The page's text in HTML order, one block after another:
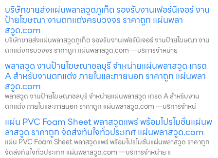
บริษัทขายส่งแผ่นพลาสวูดภูเก็ต รองรับงานเฟอร์นิเจอร์ งาน
ป้ายโฆษณา งานตกแต่งครบวงจร ราคาถูก แผ่นพลา
สวูด.com
บริษัทขายส่งแผ่นพลาสวูดภูเก็ต รองรับงานเฟอร์นิเจอร์ งานป้ายโฆษณา งาน
ตกแต่งครบวงจร ราคาถูก แผ่นพลาสวูด.com —บริการจำหน่าย
พลาสวูด งานป้ายโฆษณาชลบุรี จำหน่ายแผ่นพลาสวูด เกรด
A สำหรับงานตกแต่ง ภายในและภายนอก ราคาถูก แผ่นพลา
สวูด.com
พลาสวูด งานป้ายโฆษณาชลบุรี จำหน่ายแผ่นพลาสวูด เกรด A สำหรับงาน
ตกแต่ง ภายในและภายนอก ราคาถูก แผ่นพลาสวูด.com —บริการจำหน่
แผ่น PVC Foam Sheet พลาสวูดแพร่ พร้อมโปรโมชั่นแผ่นพ
ลาสวูด ราคาถูก จัดส่งทันใจทั่วประเทศ แผ่นพลาสวูด.com
แผ่น PVC Foam Sheet พลาสวูดแพร่ พร้อมโปรโมชั่นแผ่นพลาสวูด ราคาถูก
จัดส่งทันใจทั่วประเทศ แผ่นพลาสวูด.com —บริการจำหน่าย แ